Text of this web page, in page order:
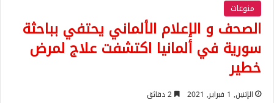
منوعات
الصحف و الإعلام الألماني يحتفي بباحثة
سورية في ألمانيا اكتشفت علاج لمرض
خطير
الإثنين, 1 فبراير, 2021